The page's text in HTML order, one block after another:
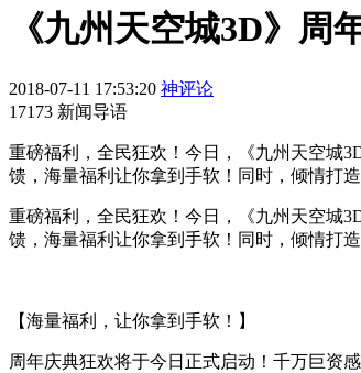
《九州天空城3D》
2018-07-11 17:53:20 神评论
17173 新闻导语
重磅福利，全民狂欢！今日，《九州天空城
馈，海量福利让你拿到手软！同时，倾情打
重磅福利，全民狂欢！今日，《九州天空城
馈，海量福利让你拿到手软！同时，倾情打
【海量福利，让你拿到手软！】
周年庆典狂欢将于今日正式启动！千万巨资